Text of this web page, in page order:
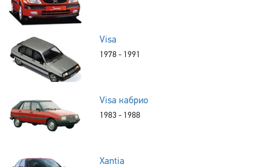
Visa
1978 - 1991
Visa кабрио
1983 - 1988
Xantia